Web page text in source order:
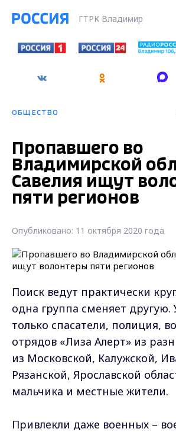
ГТРК Владимир
ОБЩЕСТВО
Пропавшего во
Владимирской
Савелия ищут
пяти регионов
Опубликовано: 11 октября 2020 года
Поиск ведут практически
одна группа сменяет другую.
только спасатели, полиция,
отрядов «Лиза Алерт» из
из Московской, Калужской,
Рязанской, Ярославской
мальчика и местные жители.
Привлекли даже военных –